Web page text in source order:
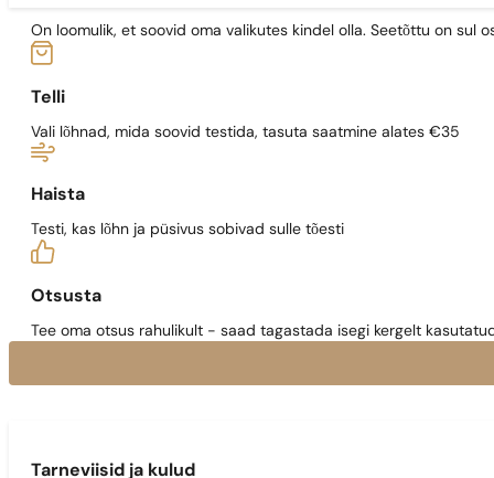
On loomulik, et soovid oma valikutes kindel olla. Seetõttu on sul
Telli
Vali lõhnad, mida soovid testida, tasuta saatmine alates €35
Haista
Testi, kas lõhn ja püsivus sobivad sulle tõesti
Otsusta
Tee oma otsus rahulikult - saad tagastada isegi kergelt
Tarneviisid ja kulud